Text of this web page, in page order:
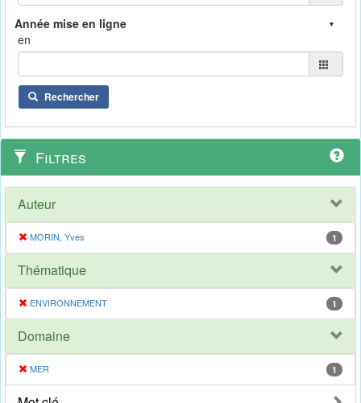
en
Rechercher
Filtres
Auteur
MORIN, Yves 1
Thématique
ENVIRONNEMENT 1
Domaine
MER 1